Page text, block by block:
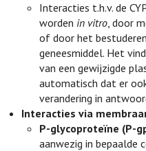
Interacties t.h.v. de
worden in vitro, door
of door het
geneesmiddel. Het
van een gewijzigde
automatisch dat er
verandering in
Interacties via
P-glycoproteïne (P-
aanwezig in bepaalde